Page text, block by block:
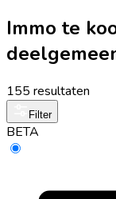
Immo te
155 resultaten
Filter
BETA